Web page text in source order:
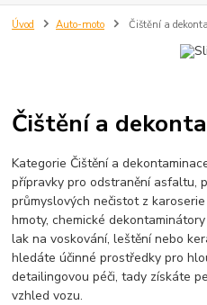
Úvod Auto-moto Čištění a
Čištění a
Kategorie Čištění a
přípravky pro odstranění asfaltu,
průmyslových nečistot z
hmoty, chemické
lak na voskování, leštění nebo
hledáte účinné prostředky pro
detailingovou péči, tady získáte
vzhled vozu.